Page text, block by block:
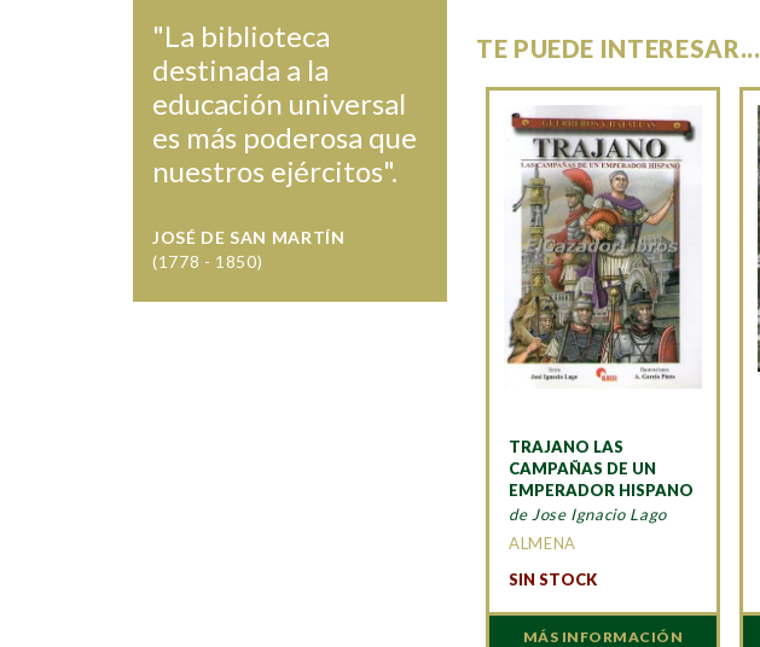
TE PUEDE INTERESAR...
TRAJANO LAS
CAMPAÑAS DE UN
EMPERADOR HISPANO
de Jose Ignacio Lago
ALMENA
SIN STOCK
MÁS INFORMACIÓN
"La biblioteca
destinada a la
educación universal
es más poderosa que
nuestros ejércitos".
JOSÉ DE SAN MARTÍN
(1778 - 1850)